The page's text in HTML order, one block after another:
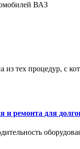
ВАЗ
тех процедур, с
и ремонта для